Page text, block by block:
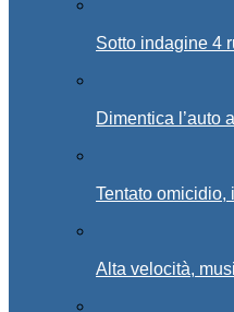
Sotto indagine 4
Dimentica l’auto
Tentato omicidio,
Alta velocità,